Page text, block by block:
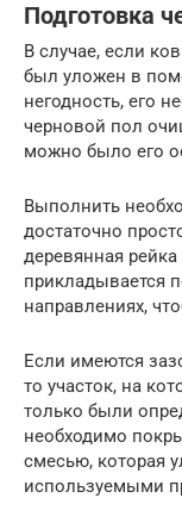
Подготовка
В случае, если
был уложен в
негодность, его
черновой пол
можно было его
Выполнить
достаточно
деревянная
прикладывается
направлениях,
Если имеются
то участок, на
только были
необходимо
смесью, которая
используемыми